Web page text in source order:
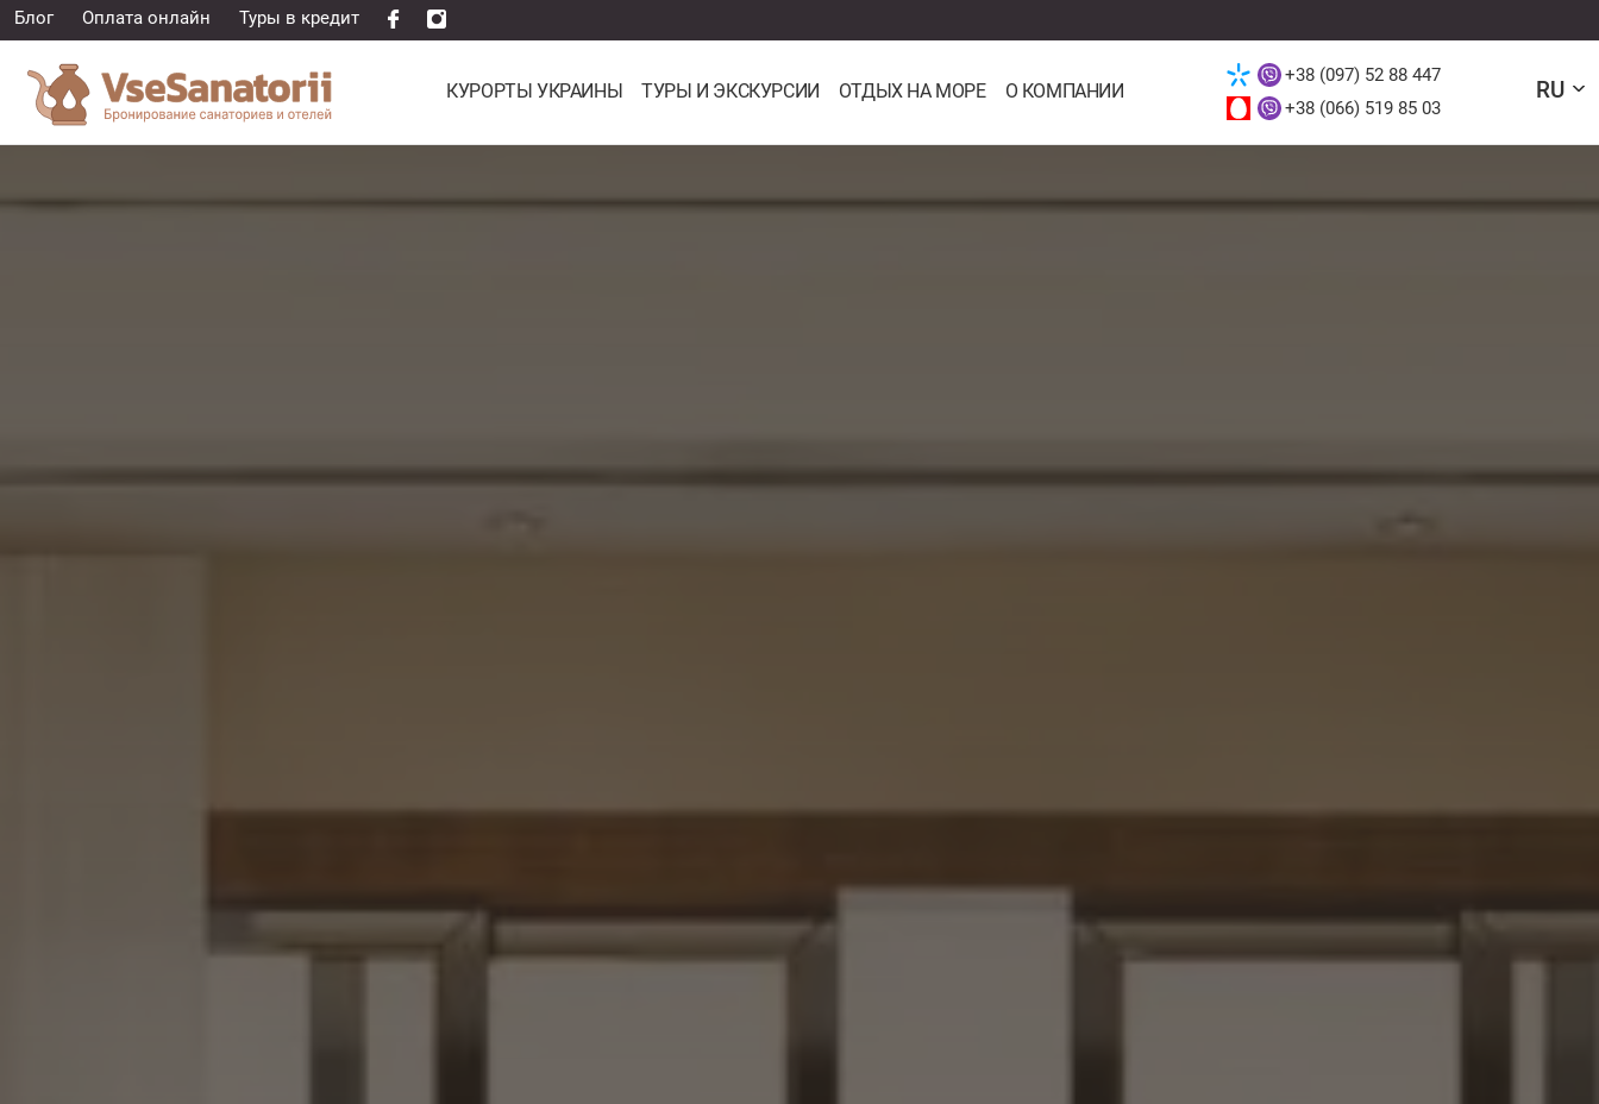
Блог Оплата онлайн Туры в кредит
КУРОРТЫ УКРАИНЫ ТУРЫ И ЭКСКУРСИИ ОТДЫХ НА МОРЕ О КОМПАНИИ
+38 (097) 52 88 447
+38 (066) 519 85 03
RU